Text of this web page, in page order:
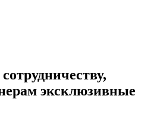
эксклюзивные